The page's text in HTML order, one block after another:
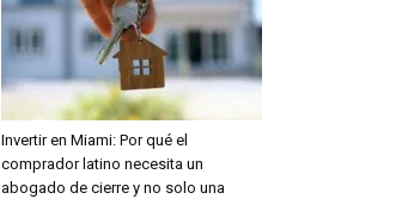
Invertir en Miami: Por qué el
comprador latino necesita un
abogado de cierre y no solo una